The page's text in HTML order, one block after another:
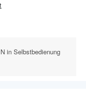
in Selbstbedienung